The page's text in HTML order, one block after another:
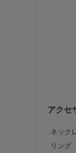
アクセ
ネック
リング